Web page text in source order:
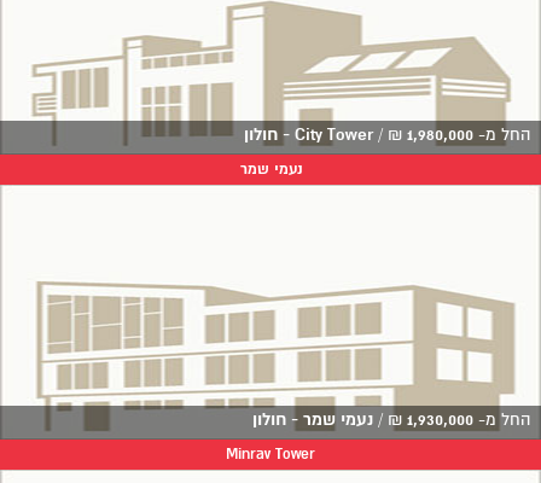
החל מ- 1,980,000
₪
/City Tower - חולון
נעמי שמר
החל מ- 1,930,000
₪
/ נעמי שמר - חולון
Minrav Tower